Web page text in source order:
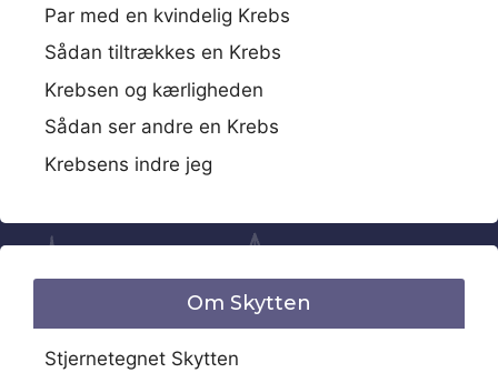
Par med en kvindelig Krebs
Sådan tiltrækkes en Krebs
Krebsen og kærligheden
Sådan ser andre en Krebs
Krebsens indre jeg
Om Skytten
Stjernetegnet Skytten